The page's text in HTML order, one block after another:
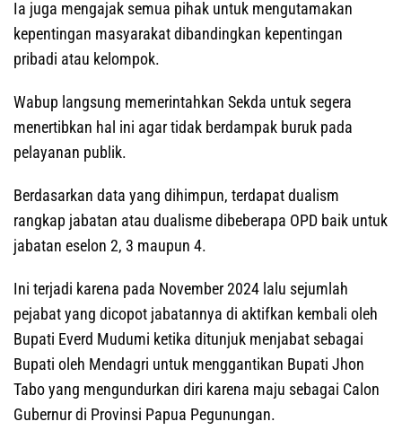
Ia juga mengajak semua pihak untuk mengutamakan
kepentingan masyarakat dibandingkan kepentingan
pribadi atau kelompok.
Wabup langsung memerintahkan Sekda untuk segera
menertibkan hal ini agar tidak berdampak buruk pada
pelayanan publik.
Berdasarkan data yang dihimpun, terdapat dualism
rangkap jabatan atau dualisme dibeberapa OPD baik untuk
jabatan eselon 2, 3 maupun 4.
Ini terjadi karena pada November 2024 lalu sejumlah
pejabat yang dicopot jabatannya di aktifkan kembali oleh
Bupati Everd Mudumi ketika ditunjuk menjabat sebagai
Bupati oleh Mendagri untuk menggantikan Bupati Jhon
Tabo yang mengundurkan diri karena maju sebagai Calon
Gubernur di Provinsi Papua Pegunungan.